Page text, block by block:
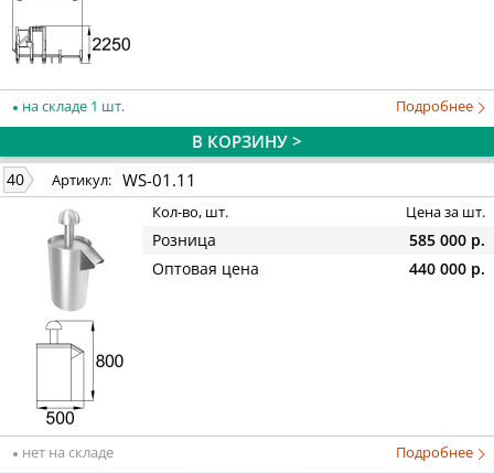
на складе 1 шт. Подробнее
В КОРЗИНУ >
40 Артикул: WS-01.11
Кол-во, шт. Цена за шт.
Розница
585 000 р.
Оптовая цена
440 000 р.
нет на складе Подробнее